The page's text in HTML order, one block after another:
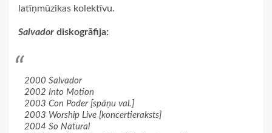
latīņmūzikas kolektīvu.
Salvador diskogrāfija:
2000 Salvador
2002 Into Motion
2003 Con Poder [spāņu val.]
2003 Worship Live [koncertieraksts]
2004 So Natural